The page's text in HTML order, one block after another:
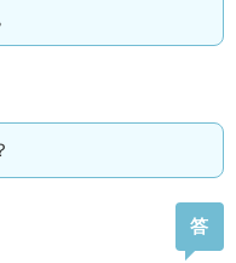
答